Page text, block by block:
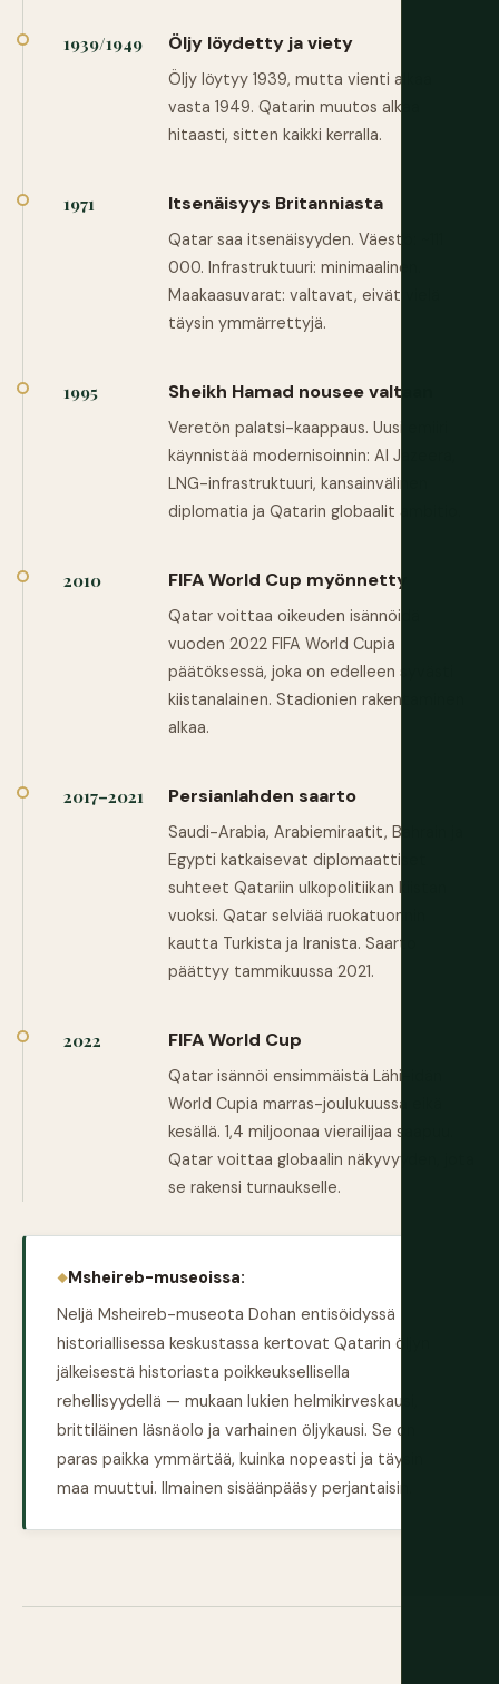
1939/1949 Öljy löydetty ja viety
Öljy löytyy 1939, mutta vienti alkaa
vasta 1949. Qatarin muutos alkaa
hitaasti, sitten kaikki kerralla.
1971 Itsenäisyys Britanniasta
Qatar saa itsenäisyyden. Väestö: ~111
000. Infrastruktuuri: minimaalinen.
Maakaasuvarat: valtavat, eivät vielä
täysin ymmärrettyjä.
1995 Sheikh Hamad nousee valtaan
Veretön palatsi-kaappaus. Uusi emiiri
käynnistää modernisoinnin: Al Jazeera,
LNG-infrastruktuuri, kansainvälinen
diplomatia ja Qatarin globaalit ambitio.
2010 FIFA World Cup myönnetty
Qatar voittaa oikeuden isännöidä
vuoden 2022 FIFA World Cupia
päätöksessä, joka on edelleen syvästi
kiistanalainen. Stadionien rakentaminen
alkaa.
2017–2021 Persianlahden saarto
Saudi-Arabia, Arabiemiraatit, Bahrain ja
Egypti katkaisevat diplomaattiset
suhteet Qatariin ulkopolitiikan kiistan
vuoksi. Qatar selviää ruokatuonnin
kautta Turkista ja Iranista. Saarto
päättyy tammikuussa 2021.
2022 FIFA World Cup
Qatar isännöi ensimmäistä Lähi-idän
World Cupia marras-joulukuussa eikä
kesällä. 1,4 miljoonaa vierailijaa saapuu.
Qatar voittaa globaalin näkyvyyden, jota
se rakensi turnaukselle.
Msheireb-museoissa:
Neljä Msheireb-museota Dohan entisöidyssä
historiallisessa keskustassa kertovat Qatarin öljyn
jälkeisestä historiasta poikkeuksellisella
rehellisyydellä — mukaan lukien helmikirveskausi,
brittiläinen läsnäolo ja varhainen öljykausi. Se on
paras paikka ymmärtää, kuinka nopeasti ja täysin
maa muuttui. Ilmainen sisäänpääsy perjantaisin.